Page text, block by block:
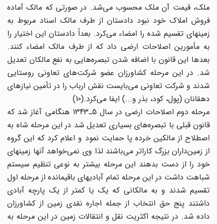
ملک، قیمت آن ملک محسوب می‌شد. در صورتی که مالک آماده
فروش املاک خود نبود دادستان از طرف مالک اسناد مربوط به
زمینهای تقسیم شده را امضاء می‌کرد. بعداً دادستان این اختیار را
به مأمورین اصلاحات ارضی داد که از طرف مالک امضاء‌ کنند.
بعدها این قانون با اضافه شدن تبصره‌هایی به نفع مالکان تعدیل
شد. در این مرحله کشاورزان عضو شرکت‌های تعاونی روستایی
شدند و شرکت تعاونی می‌بایست نقش ارباب را در تأمین نیازهای
دهقانان (پول، کود، بذر و...) ایفا می‌کرد.(10)
مرحله دوم اصلاحات ارضی در سال 5ـ1343 هنگامی آغاز شد که
قانون قبلی با تبصره‌های بسیاری تعدیل شد در این مرحله شاه به
اصطلاح از مالکین خرده پا حمایت نمود و اعلام کرد که این گروه
از زمین‌داران بزرگ کاراتر می‌باشند لذا وی نمی‌خواهد آنها زمینهای
خود را از دست بدهند این مرحله بیشتر به نوعی تنظیم سیستم
شباهت داشت در این مرحله تمام آبادیهای باقیمانده از مرحله اول
تقسیم شدند و به مالکانی که یک یا کمتر از یک پارچه آبادی
داشتند پنج حق انتخاب از جمله اجاره نقدی زمین از کشاورزان
داده شد. در نتیجه اکثریت نقل و انتقالات زمین در این مرحله به